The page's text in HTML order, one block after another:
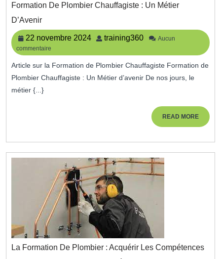
Formation De Plombier Chauffagiste : Un Métier
D’Avenir
Plombier
Chauffagiste
:
Un
D’Avenir
22 novembre 2024
22
2024
training360 training360
Aucun
commentaire
Article sur la Formation de Plombier Chauffagiste Formation de
Plombier Chauffagiste : Un Métier d’avenir De nos jours, le
métier {...}
READ MOREREAD
MORE
La Formation De Plombier : Acquérir Les Compétences